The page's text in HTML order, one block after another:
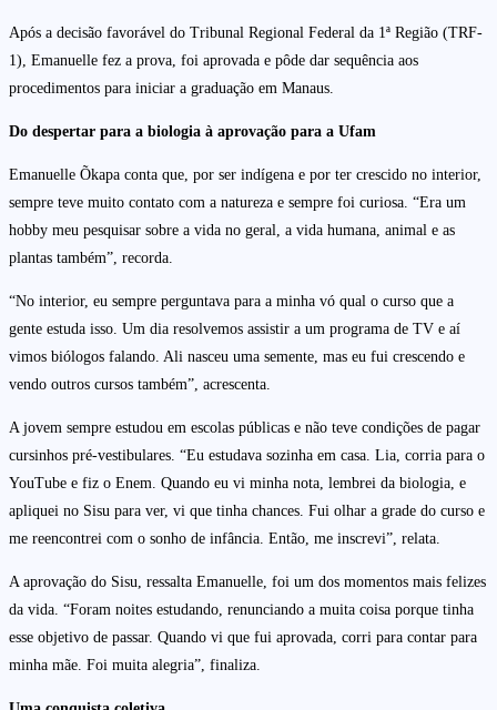
Após a decisão favorável do Tribunal Regional Federal da 1ª Região (TRF-
1), Emanuelle fez a prova, foi aprovada e pôde dar sequência aos
procedimentos para iniciar a graduação em Manaus.
Do despertar para a biologia à aprovação para a Ufam
Emanuelle Õkapa conta que, por ser indígena e por ter crescido no interior,
sempre teve muito contato com a natureza e sempre foi curiosa. “Era um
hobby meu pesquisar sobre a vida no geral, a vida humana, animal e as
plantas também”, recorda.
“No interior, eu sempre perguntava para a minha vó qual o curso que a
gente estuda isso. Um dia resolvemos assistir a um programa de TV e aí
vimos biólogos falando. Ali nasceu uma semente, mas eu fui crescendo e
vendo outros cursos também”, acrescenta.
A jovem sempre estudou em escolas públicas e não teve condições de pagar
cursinhos pré-vestibulares. “Eu estudava sozinha em casa. Lia, corria para o
YouTube e fiz o Enem. Quando eu vi minha nota, lembrei da biologia, e
apliquei no Sisu para ver, vi que tinha chances. Fui olhar a grade do curso e
me reencontrei com o sonho de infância. Então, me inscrevi”, relata.
A aprovação do Sisu, ressalta Emanuelle, foi um dos momentos mais felizes
da vida. “Foram noites estudando, renunciando a muita coisa porque tinha
esse objetivo de passar. Quando vi que fui aprovada, corri para contar para
minha mãe. Foi muita alegria”, finaliza.